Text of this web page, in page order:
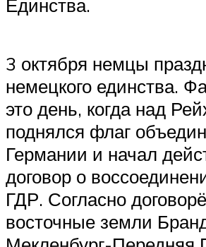
Единства.
3 октября немцы
немецкого единства.
это день, когда над
поднялся флаг
Германии и начал
договор о
ГДР. Согласно
восточные земли